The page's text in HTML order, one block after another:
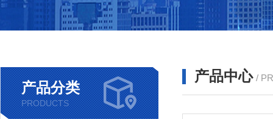
产品分类
PRODUCTS
产品中心 /